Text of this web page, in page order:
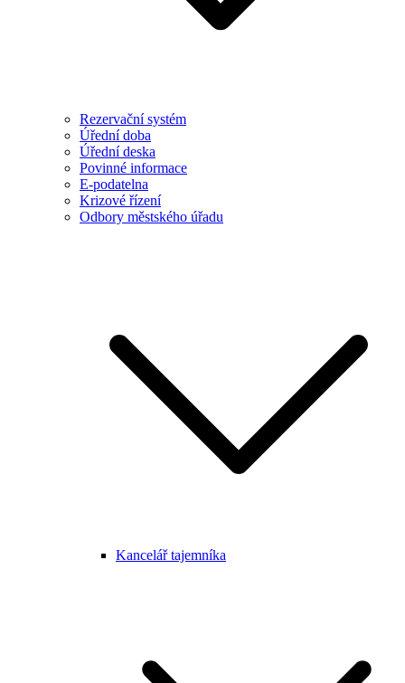
Rezervační systém
Úřední doba
Úřední deska
Povinné informace
E-podatelna
Krizové řízení
Odbory městského úřadu
Kancelář tajemníka